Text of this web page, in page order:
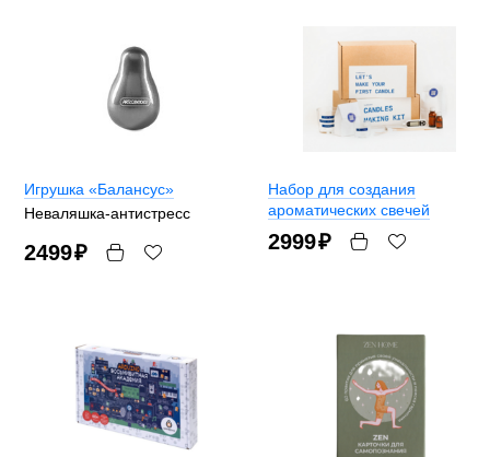
Игрушка «Балансус»
Неваляшка-антистресс
2499₽
Набор для создания
ароматических свечей
2999₽